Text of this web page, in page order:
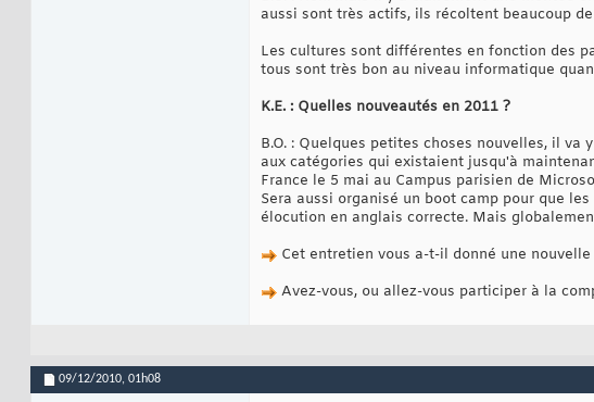
aussi sont très actifs, ils récoltent beaucoup
Les cultures sont différentes en fonction des
tous sont très bon au niveau informatique
K.E. : Quelles nouveautés en 2011 ?
B.O. : Quelques petites choses nouvelles, il
aux catégories qui existaient jusqu'à
France le 5 mai au Campus parisien de
Sera aussi organisé un boot camp pour que
élocution en anglais correcte. Mais
Cet entretien vous a-t-il donné une
Avez-vous, ou allez-vous participer à la
09/12/2010, 01h08